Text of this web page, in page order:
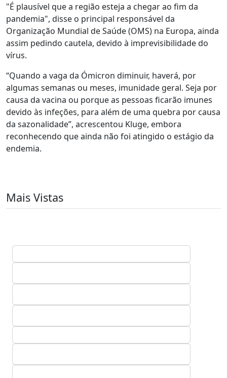
"É plausível que a região esteja a chegar ao fim da
pandemia", disse o principal responsável da
Organização Mundial de Saúde (OMS) na Europa, ainda
assim pedindo cautela, devido à imprevisibilidade do
vírus.
“Quando a vaga da Ómicron diminuir, haverá, por
algumas semanas ou meses, imunidade geral. Seja por
causa da vacina ou porque as pessoas ficarão imunes
devido às infeções, para além de uma quebra por causa
da sazonalidade”, acrescentou Kluge, embora
reconhecendo que ainda não foi atingido o estágio da
endemia.
Mais Vistas